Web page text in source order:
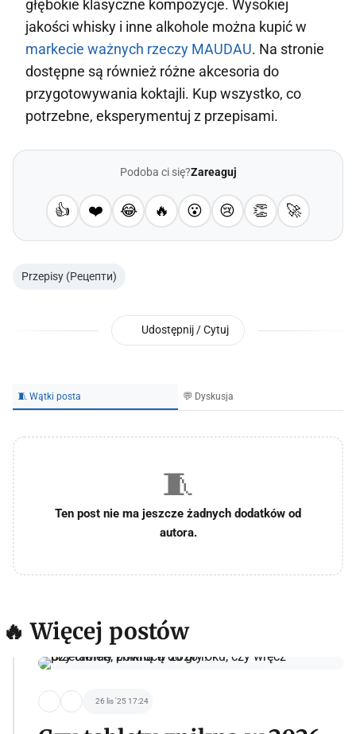
głębokie klasyczne kompozycje. Wysokiej
jakości whisky i inne alkohole można kupić w
markecie ważnych rzeczy MAUDAU. Na stronie
dostępne są również różne akcesoria do
przygotowywania koktajli. Kup wszystko, co
potrzebne, eksperymentuj z przepisami.
Podoba ci się?Zareaguj
👍 ❤️ 😂 🔥 😮 😢 👏 🚀
Przepisy (Рецепти)
Udostępnij / Cytuj
🧵 Wątki posta 💬 Dyskusja
🧵
Ten post nie ma jeszcze żadnych dodatków od
autora.
🔥 Więcej postów
26 lis '25 17:24